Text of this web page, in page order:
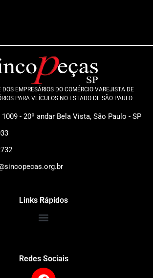
DOS EMPRESÁRIOS DO COMÉRCIO VAREJISTA DE
PARA VEÍCULOS NO ESTADO DE SÃO PAULO
- 20º andar Bela Vista, São Paulo - SP
Links Rápidos
Redes Sociais